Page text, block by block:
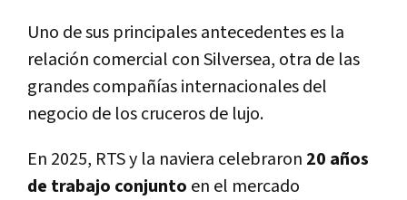
Uno de sus principales antecedentes es la
relación comercial con Silversea, otra de las
grandes compañías internacionales del
negocio de los cruceros de lujo.
En 2025, RTS y la naviera celebraron 20 años
de trabajo conjunto en el mercado